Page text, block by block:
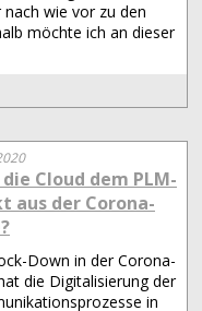
wie vor zu den
möchte ich an dieser
Cloud dem PLM-
aus der Corona-
Down in der Corona-
die Digitalisierung der
in